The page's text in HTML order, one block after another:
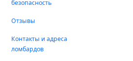
безопасность
Отзывы
Контакты и адреса
ломбардов